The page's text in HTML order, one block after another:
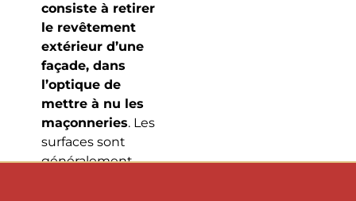
consiste à retirer
le revêtement
extérieur d’une
façade, dans
l’optique de
mettre à nu les
maçonneries. Les
surfaces sont
généralement